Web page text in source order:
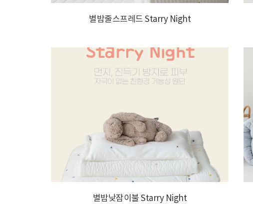
별밤줄스프레드 Starry Night
별밤낮잠이불 Starry Night